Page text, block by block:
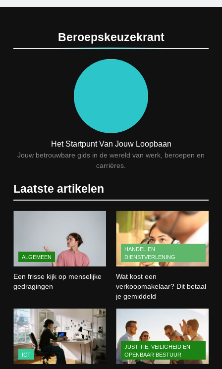
weten over het populairste
7
Kwantitatief of kwalitatief
onderzoek: wat is het verschil?
ONDERWIJS, CULTUUR EN WETENSCHAP
Wat verdient een machine
operator? Salaris, factoren en
doorgroeimogelijkheden
TECHNIEK, PRODUCTIE EN BOUW
Een frisse kijk op menselijke
Wat kost een verkoopmakelaar?
HANDEL EN DIENSTVERLENING
3
Wat is webontwikkeling en hoe
werkt het in de praktijk?
ICT
Beroepskeuzekrant
Het Startpunt Van Jouw Loopbaan
Jouw betrouwbare gids in de wereld van werk, beroepen en
carrières.
Laatste artikelen
ALGEMEEN
Een frisse kijk op menselijke
gedragingen
HANDEL EN
DIENSTVERLENING
Wat kost een
verkoopmakelaar? Dit betaal
je gemiddeld
ICT
JUSTITIE, VEILIGHEID EN
OPENBAAR BESTUUR